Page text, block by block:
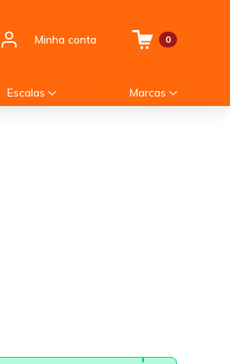
Minha conta 0
Escalas Marcas